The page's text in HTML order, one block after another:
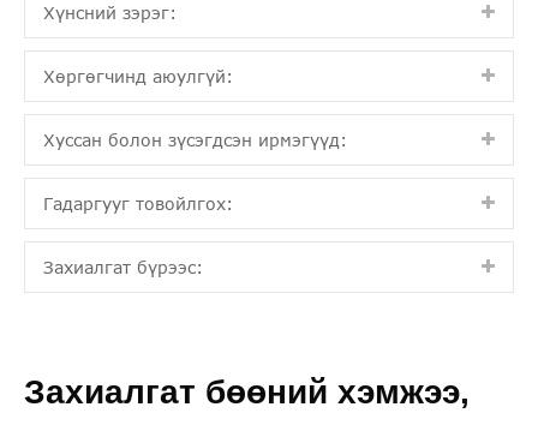
Хүнсний зэрэг:
Хөргөгчинд аюулгүй:
Хуссан болон зүсэгдсэн ирмэгүүд:
Гадаргууг товойлгох:
Захиалгат бүрээс:
Захиалгат бөөний хэмжээ,